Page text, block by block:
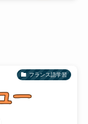
フランス語学習